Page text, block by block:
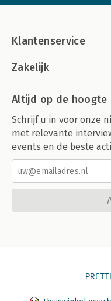
Klantenservice
Zakelijk
Altijd op de hoogte
Schrijf u in voor onze
met relevante
events en de beste